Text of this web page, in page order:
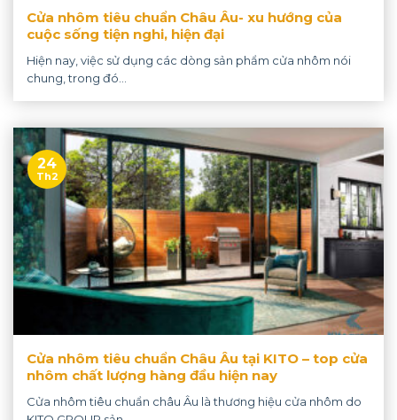
Cửa nhôm tiêu chuẩn Châu Âu- xu hướng của
cuộc sống tiện nghi, hiện đại
Hiện nay, việc sử dụng các dòng sản phẩm cửa nhôm nói
chung, trong đó...
Cửa nhôm tiêu chuẩn Châu Âu tại KITO – top cửa
nhôm chất lượng hàng đầu hiện nay
Cửa nhôm tiêu chuẩn châu Âu là thương hiệu cửa nhôm do
24
Th2